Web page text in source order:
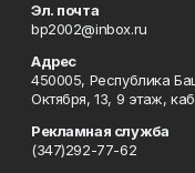
Эл. почта
bp2002@inbox.ru
Адрес
450005, Республика
Октября, 13, 9 этаж,
Рекламная служба
(347)292-77-62